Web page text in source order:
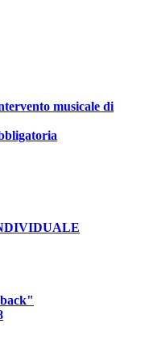
musicale di